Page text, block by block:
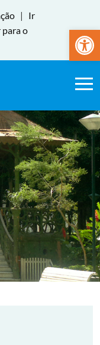
Abrir
|
Ir
para o